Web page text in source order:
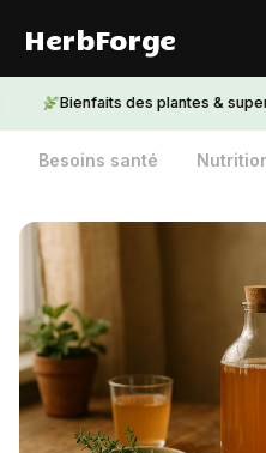
HerbForge
Bienfaits des plantes & superfoods
Besoins santé